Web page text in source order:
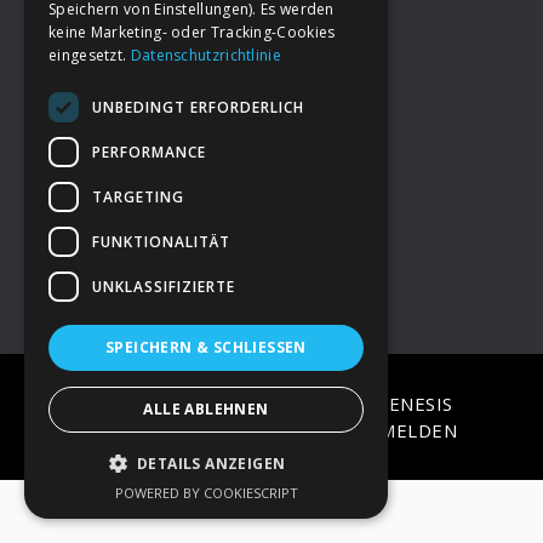
FooterDeine Spende
→ Impressum
→Kontakt zum PAO Team
COPYRIGHT © 2026 · ON
GENESIS
FRAMEWORK·WORDPRESS·ANMELDEN
Speichern von Einstellungen). Es werden
keine Marketing- oder Tracking-Cookies
eingesetzt. Datenschutzrichtlinie
UNBEDINGT ERFORDERLICH
PERFORMANCE
TARGETING
FUNKTIONALITÄT
UNKLASSIFIZIERTE
SPEICHERN & SCHLIESSEN
ALLE ABLEHNEN
DETAILS ANZEIGEN
POWERED BY COOKIESCRIPT